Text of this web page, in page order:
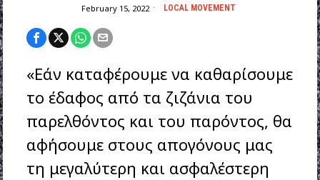
February 15, 2022 LOCAL MOVEMENT
«Εάν καταφέρουμε να καθαρίσουμε
το έδαφος από τα ζιζάνια του
παρελθόντος και του παρόντος, θα
αφήσουμε στους απογόνους μας
τη μεγαλύτερη και ασφαλέστερη